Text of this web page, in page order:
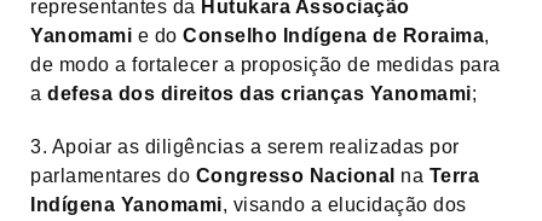
representantes da Hutukara Associação
Yanomami e do Conselho Indígena de Roraima,
de modo a fortalecer a proposição de medidas para
a defesa dos direitos das crianças Yanomami;
3. Apoiar as diligências a serem realizadas por
parlamentares do Congresso Nacional na Terra
Indígena Yanomami, visando a elucidação dos